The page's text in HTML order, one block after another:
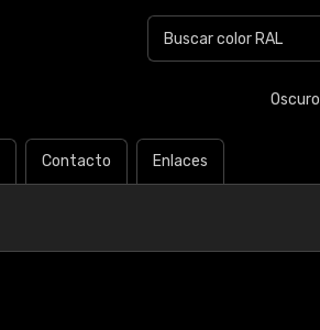
Oscuro
Contacto Enlaces